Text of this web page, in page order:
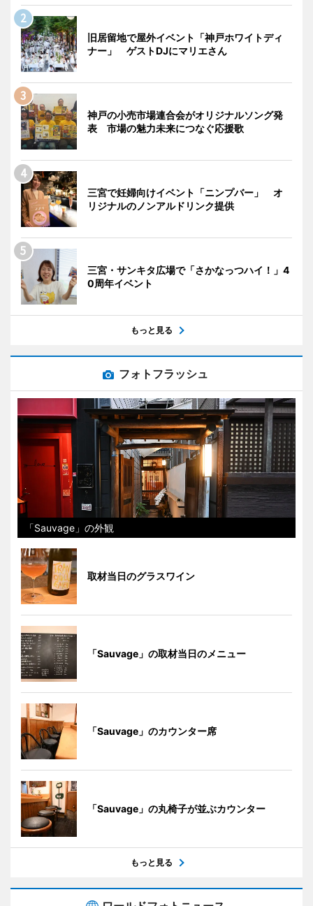
旧居留地で屋外イベント「神戸ホワイトディ
ナー」 ゲストDJにマリエさん
神戸の小売市場連合会がオリジナルソング発
表 市場の魅力未来につなぐ応援歌
三宮で妊婦向けイベント「ニンプバー」 オ
リジナルのノンアルドリンク提供
三宮・サンキタ広場で「さかなっつハイ！」4
0周年イベント
もっと見る
フォトフラッシュ
「Sauvage」の外観
取材当日のグラスワイン
「Sauvage」の取材当日のメニュー
「Sauvage」のカウンター席
「Sauvage」の丸椅子が並ぶカウンター
もっと見る